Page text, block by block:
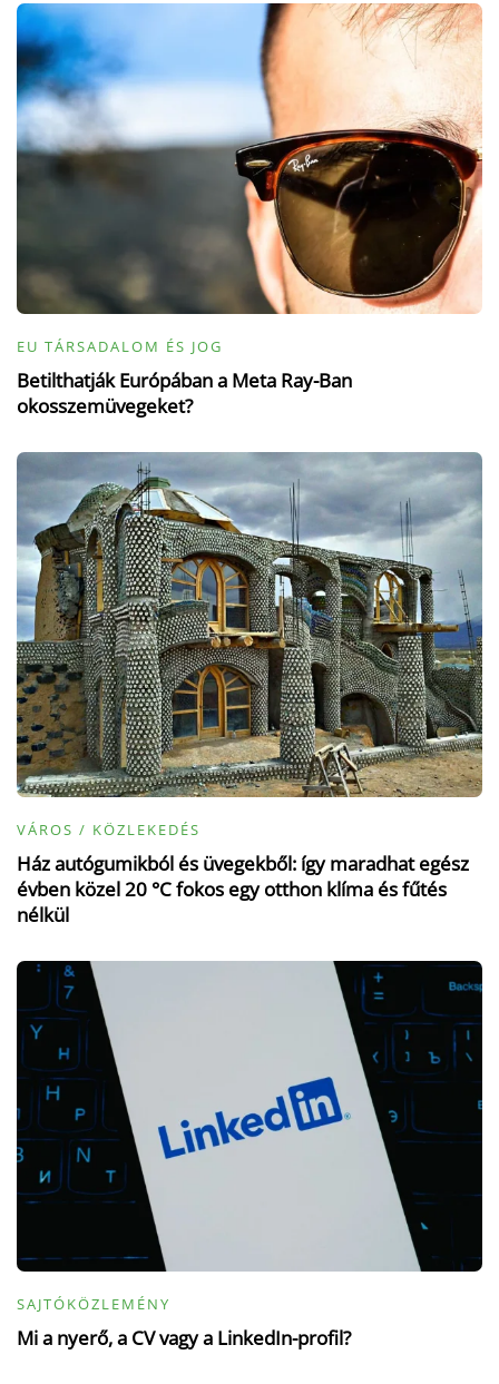
EU TÁRSADALOM ÉS JOG
Betilthatják Európában a Meta Ray-Ban
okosszemüvegeket?
VÁROS / KÖZLEKEDÉS
Ház autógumikból és üvegekből: így maradhat egész
évben közel 20 °C fokos egy otthon klíma és fűtés
nélkül
SAJTÓKÖZLEMÉNY
Mi a nyerő, a CV vagy a LinkedIn-profil?